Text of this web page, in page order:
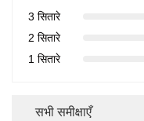
3 सितारे
2 सितारे
1 सितारे
सभी समीक्षाएँ